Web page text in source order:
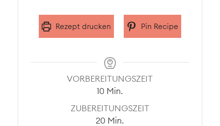
Rezept drucken Pin Recipe
VORBEREITUNGSZEIT
10 Minuten
Min.
ZUBEREITUNGSZEIT
20 Minuten
Min.